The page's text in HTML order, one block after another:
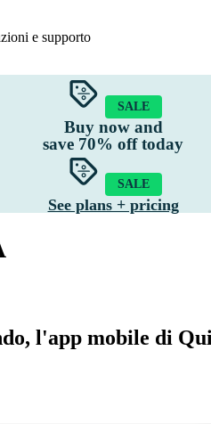
e supporto
Migrazione dei dati
Tracciabilità GST e IVA
Registro delle spese
App mobile per la
SALE
Buy now and
save 70% off today
SALE
See plans + pricing
l'app mobile di